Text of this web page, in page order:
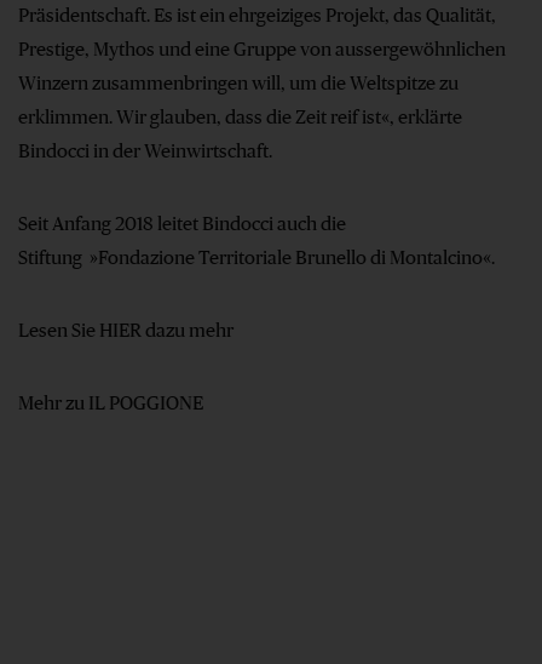
Präsidentschaft. Es ist ein ehrgeiziges Projekt, das Qualität,
Prestige, Mythos und eine Gruppe von aussergewöhnlichen
Winzern zusammenbringen will, um die Weltspitze zu
erklimmen. Wir glauben, dass die Zeit reif ist«, erklärte
Bindocci in der Weinwirtschaft.
Seit Anfang 2018 leitet Bindocci auch die
Stiftung »Fondazione Territoriale Brunello di Montalcino«.
Lesen Sie HIER dazu mehr
Mehr zu IL POGGIONE